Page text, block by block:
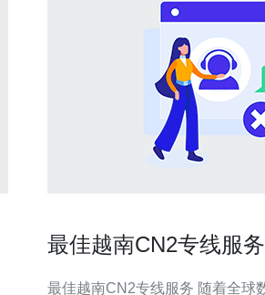
最佳越南CN2专线服务
最佳越南CN2专线服务 随着全球数字化进程的加速，网络